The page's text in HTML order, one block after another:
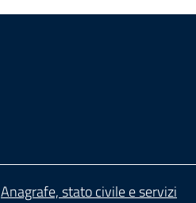
Anagrafe, stato civile e servizi